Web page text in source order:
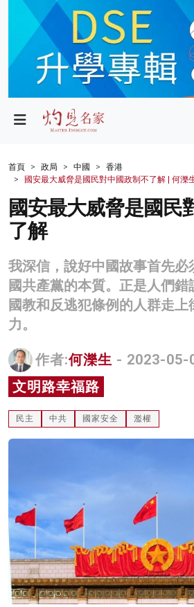
政局
財經
生活
健康
商業
科技
影片
名家榜
灼見活動
關於我們
首頁 政局 中國
香港
國安最大威脅是國民對中國政制不了解 | 何濼
國安最大威脅是國民
了解
我深信，說好中國故事首先必
國共產黨的本質。正是人們錯
國教和反逃犯條例的人群走
力。
作者:何濼生 - 2023-05-
文明路幸福路
民主 中共 國家安全 濫權